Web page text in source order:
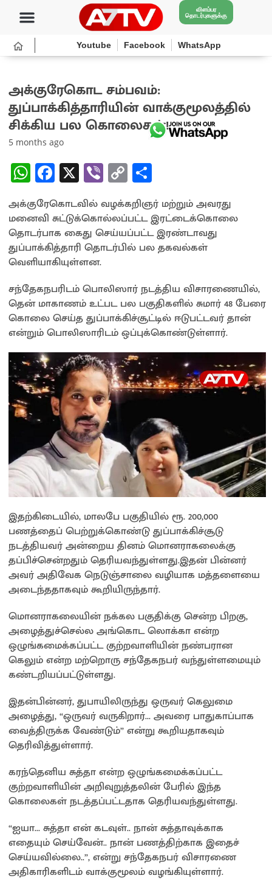
விளம்பர
தொடர்புகளுக்கு
Youtube Facebook WhatsApp
அக்குரேகொட சம்பவம்:
துப்பாக்கித்தாரியின் வாக்குமூலத்தில்
சிக்கிய பல கொலைகள்!
5 months ago
W
h
at
sA
p
p
Fa
ce
b
o
o
k
X Vi
b
er
C
o
py
Li
n
h
ar
e
அக்குரேகொடவில் வழக்கறிஞர் மற்றும் அவரது
மனைவி சுட்டுக்கொல்லப்பட்ட இரட்டைக்கொலை
தொடர்பாக கைது செய்யப்பட்ட இரண்டாவது
துப்பாக்கித்தாரி தொடர்பில் பல தகவல்கள்
வெளியாகியுள்ளன.
சந்தேகநபரிடம் பொலிஸார் நடத்திய விசாரணையில்,
தென் மாகாணம் உட்பட பல பகுதிகளில் சுமார் 48 பேரை
கொலை செய்த துப்பாக்கிச்சூட்டில் ஈடுபட்டவர் தான்
என்றும் பொலிஸாரிடம் ஒப்புக்கொண்டுள்ளார்.
இதற்கிடையில், மாலபே பகுதியில் ரூ. 200,000
பணத்தைப் பெற்றுக்கொண்டு துப்பாக்கிச்சூடு
நடத்தியவர் அன்றைய தினம் மொனராகலைக்கு
தப்பிச்சென்றதும் தெரியவந்துள்ளது.இதன் பின்னர்
அவர் அதிவேக நெடுஞ்சாலை வழியாக மத்தளையை
அடைந்ததாகவும் கூறியிருந்தார்.
மொனராகலையின் நக்கல பகுதிக்கு சென்ற பிறகு,
அழைத்துச்செல்ல அங்கொட லொக்கா என்ற
ஒழுங்கமைக்கப்பட்ட குற்றவாளியின் நண்பரான
கெலும் என்ற மற்றொரு சந்தேகநபர் வந்துள்ளமையும்
கண்டறியப்பட்டுள்ளது.
இதன்பின்னர், துபாயிலிருந்து ஒருவர் கெலுமை
அழைத்து, “ஒருவர் வருகிறார்… அவரை பாதுகாப்பாக
வைத்திருக்க வேண்டும்” என்று கூறியதாகவும்
தெரிவித்துள்ளார்.
கரந்தெனிய சுத்தா என்ற ஒழுங்கமைக்கப்பட்ட
குற்றவாளியின் அறிவுறுத்தலின் பேரில் இந்த
கொலைகள் நடத்தப்பட்டதாக தெரியவந்துள்ளது.
“ஐயா… சுத்தா என் கடவுள்.. நான் சுத்தாவுக்காக
எதையும் செய்வேன்.. நான் பணத்திற்காக இதைச்
செய்யவில்லை..”, என்று சந்தேகநபர் விசாரணை
அதிகாரிகளிடம் வாக்குமூலம் வழங்கியுள்ளார்.